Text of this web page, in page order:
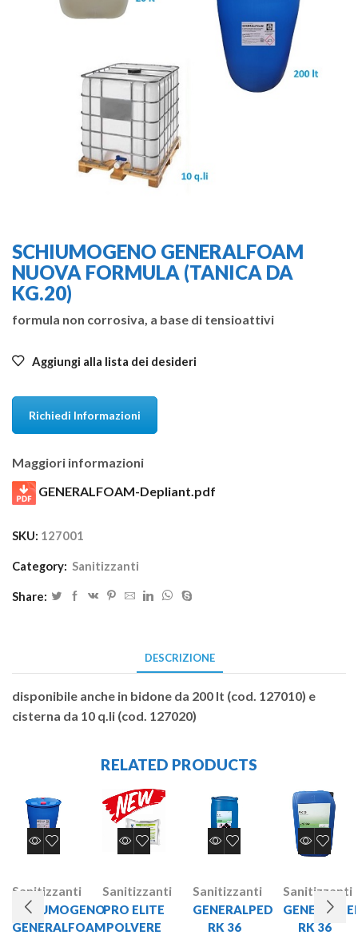
SCHIUMOGENO GENERALFOAM
NUOVA FORMULA (TANICA DA
KG.20)
formula non corrosiva, a base di tensioattivi
Aggiungi alla lista dei desideri
Richiedi Informazioni
Maggiori informazioni
GENERALFOAM-Depliant.pdf
SKU: 127001
Category: Sanitizzanti
Share:
DESCRIZIONE
disponibile anche in bidone da 200 lt (cod. 127010) e
cisterna da 10 q.li (cod. 127020)
RELATED PRODUCTS
Sanitizzanti
SCHIUMOGENO
GENERALFOAM
Sanitizzanti
PRO ELITE
POLVERE
Sanitizzanti
GENERALPED
RK 36
Sanitizzanti
RK 36